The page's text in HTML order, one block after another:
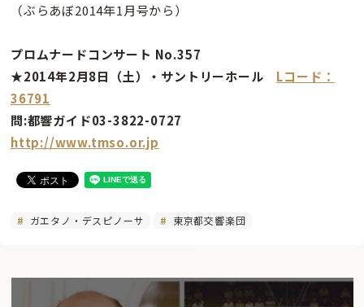
（ぶらあぼ2014年1月号から）
プロムナードコンサート No.357
★2014年2月8日（土）・サントリーホール Lコード：
36791
問:都響ガイド03-3822-0727
http://www.tmso.or.jp
ガエタノ・デスピノーサ 東京都交響楽団